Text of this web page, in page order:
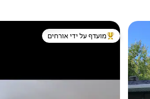
מוביל בקרב נכסים מועדפים על ידי אורחים
מועדף על ידי אורחים